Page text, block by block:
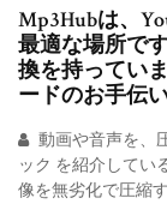
Mp3Hubは、
最適な場所で
換を持ってい
ードのお手伝
動画や音声を、
ック を紹介してい
像を無劣化で圧縮